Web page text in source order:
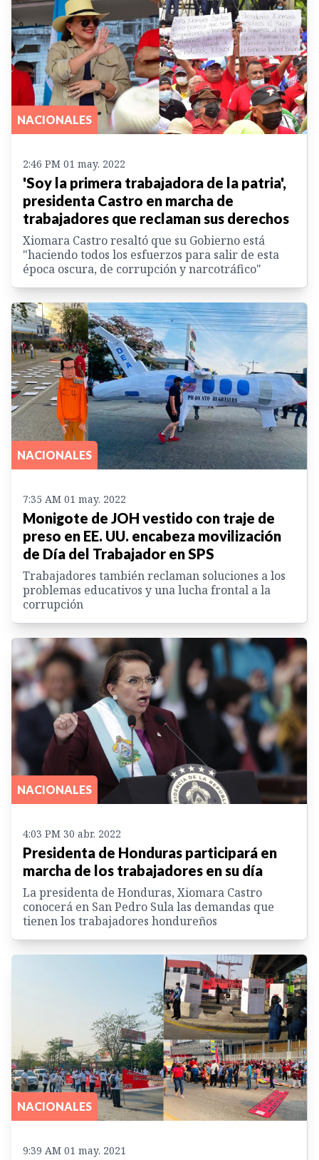
NACIONALES
2:46 PM 01 may. 2022
'Soy la primera trabajadora de la patria',
presidenta Castro en marcha de
trabajadores que reclaman sus derechos
Xiomara Castro resaltó que su Gobierno está
"haciendo todos los esfuerzos para salir de esta
época oscura, de corrupción y narcotráfico"
NACIONALES
7:35 AM 01 may. 2022
Monigote de JOH vestido con traje de
preso en EE. UU. encabeza movilización
de Día del Trabajador en SPS
Trabajadores también reclaman soluciones a los
problemas educativos y una lucha frontal a la
corrupción
NACIONALES
4:03 PM 30 abr. 2022
Presidenta de Honduras participará en
marcha de los trabajadores en su día
La presidenta de Honduras, Xiomara Castro
conocerá en San Pedro Sula las demandas que
tienen los trabajadores hondureños
NACIONALES
9:39 AM 01 may. 2021